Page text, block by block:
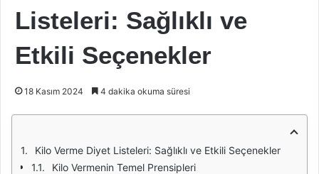
Listeleri: Sağlıklı ve
Etkili Seçenekler
18 Kasım 2024 4 dakika okuma süresi
Kilo Verme Diyet Listeleri: Sağlıklı ve Etkili Seçenekler
Kilo Vermenin Temel Prensipleri